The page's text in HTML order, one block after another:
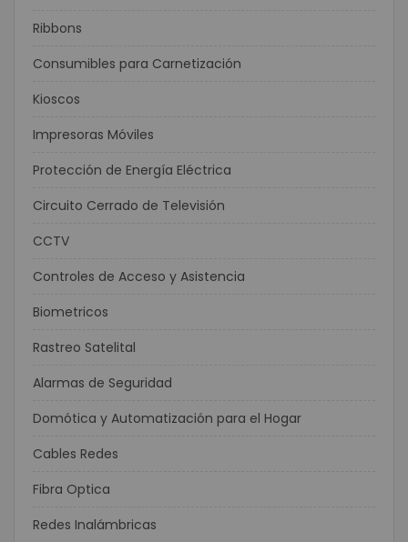
Ribbons
Consumibles para Carnetización
Kioscos
Impresoras Móviles
Protección de Energía Eléctrica
Circuito Cerrado de Televisión
CCTV
Controles de Acceso y Asistencia
Biometricos
Rastreo Satelital
Alarmas de Seguridad
Domótica y Automatización para el Hogar
Cables Redes
Fibra Optica
Redes Inalámbricas